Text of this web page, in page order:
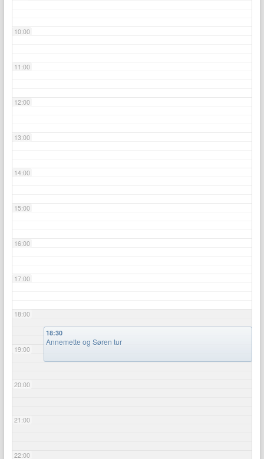
10:00
11:00
12:00
13:00
14:00
15:00
16:00
17:00
18:00
19:00
20:00
21:00
22:00
18:30
Annemette og Søren tur